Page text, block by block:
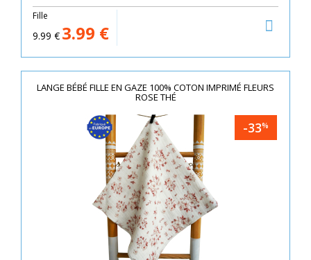
Fille
9.99 € 3.99 €
LANGE BÉBÉ FILLE EN GAZE 100% COTON IMPRIMÉ FLEURS
ROSE THÉ
-33%